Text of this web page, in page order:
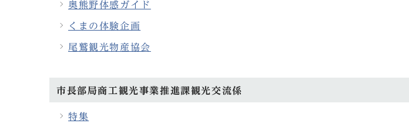
奥熊野体感ガイド
くまの体験企画
尾鷲観光物産協会
市長部局商工観光事業推進課観光交流係
特集